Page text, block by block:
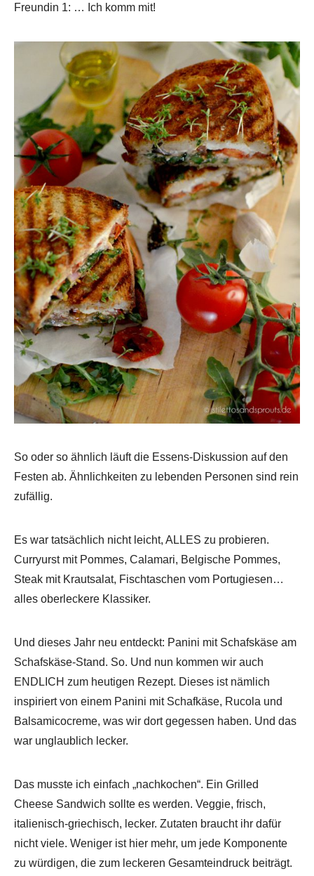
Freundin 1: … Ich komm mit!
So oder so ähnlich läuft die Essens-Diskussion auf den
Festen ab. Ähnlichkeiten zu lebenden Personen sind rein
zufällig.
Es war tatsächlich nicht leicht, ALLES zu probieren.
Curryurst mit Pommes, Calamari, Belgische Pommes,
Steak mit Krautsalat, Fischtaschen vom Portugiesen…
alles oberleckere Klassiker.
Und dieses Jahr neu entdeckt: Panini mit Schafskäse am
Schafskäse-Stand. So. Und nun kommen wir auch
ENDLICH zum heutigen Rezept. Dieses ist nämlich
inspiriert von einem Panini mit Schafkäse, Rucola und
Balsamicocreme, was wir dort gegessen haben. Und das
war unglaublich lecker.
Das musste ich einfach „nachkochen“. Ein Grilled
Cheese Sandwich sollte es werden. Veggie, frisch,
italienisch-griechisch, lecker. Zutaten braucht ihr dafür
nicht viele. Weniger ist hier mehr, um jede Komponente
zu würdigen, die zum leckeren Gesamteindruck beiträgt.